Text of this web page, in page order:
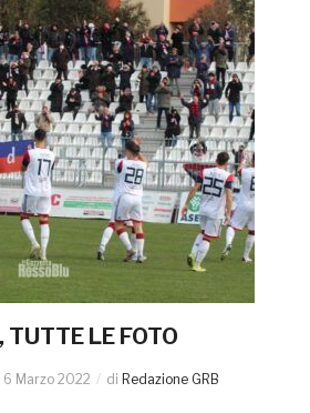
LE FOTO
6 Marzo 2022 di Redazione GRB